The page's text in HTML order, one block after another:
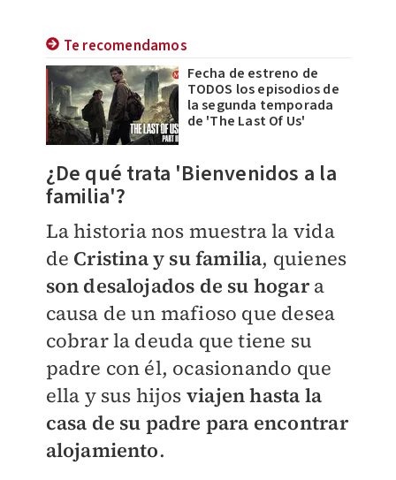
Te recomendamos
Fecha de estreno de
TODOS los episodios de
la segunda temporada
de 'The Last Of Us'
¿De qué trata 'Bienvenidos a la
familia'?
La historia nos muestra la vida
de Cristina y su familia, quienes
son desalojados de su hogara
causa de un mafioso que desea
cobrar la deuda que tiene su
padre con él, ocasionando que
ella y sus hijos viajen hasta la
casa de su padre para encontrar
alojamiento.